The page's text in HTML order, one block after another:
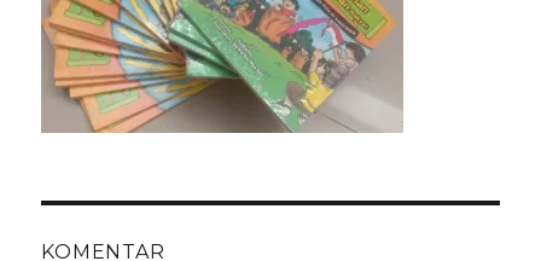
KOMENTAR